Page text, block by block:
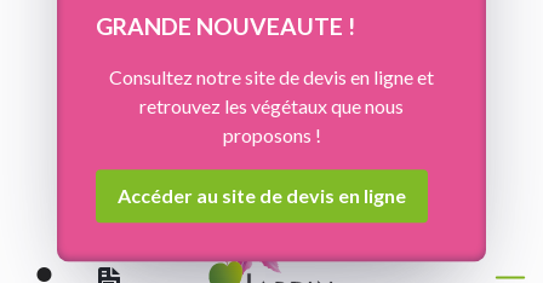
GRANDE NOUVEAUTE !
Consultez notre site de devis en ligne et
retrouvez les végétaux que nous
proposons !
Accéder au site de devis en ligne
Panneau de gestion des cookies